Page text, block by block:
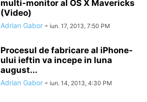
multi-monitor al OS X Mavericks
(Video)
Adrian Gabor - iun. 17, 2013, 7:50 PM
Procesul de fabricare al iPhone-
ului ieftin va incepe in luna
august...
Adrian Gabor - iun. 14, 2013, 4:30 PM